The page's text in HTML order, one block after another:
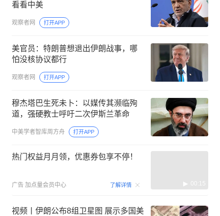
看看中美
观察者网 打开APP
美官员：特朗普想退出伊朗战事，哪
怕没核协议都行
观察者网 打开APP
穆杰塔巴生死未卜：以媒传其濒临殉
道，强硬教士呼吁二次伊斯兰革命
中美学者智库周方舟 打开APP
热门权益月月领，优惠券包享不停！
广告 加点量会员中心 了解详情 00:15
视频丨伊朗公布8组卫星图 展示多国美